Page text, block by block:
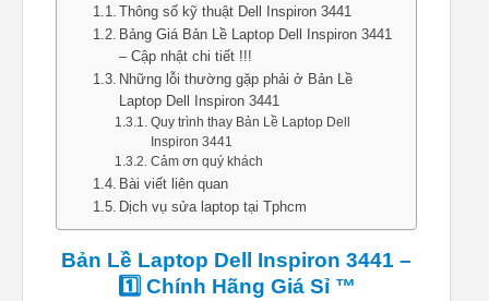
Thông số kỹ thuật Dell Inspiron 3441
Bảng Giá Bản Lề Laptop Dell Inspiron 3441
– Cập nhật chi tiết !!!
Những lỗi thường gặp phải ở Bản Lề
Laptop Dell Inspiron 3441
Quy trình thay Bản Lề Laptop Dell
Inspiron 3441
Cảm ơn quý khách
Bài viết liên quan
Dịch vụ sửa laptop tại Tphcm
Bản Lề Laptop Dell Inspiron 3441 –
1️⃣ Chính Hãng Giá Sỉ ™